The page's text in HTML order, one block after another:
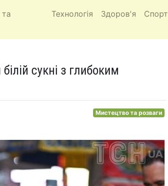
Технологія Здоров'я Спорт
сукні з глибоким
Мистецтво та розваги